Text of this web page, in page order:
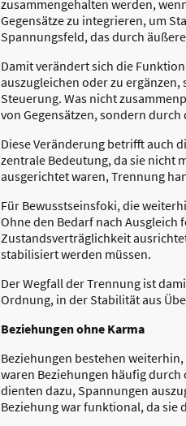
zusammengehalten werden,
Gegensätze zu integrieren, um
Spannungsfeld, das durch
Damit verändert sich die
auszugleichen oder zu
Steuerung. Was nicht
von Gegensätzen, sondern
Diese Veränderung betrifft auch
zentrale Bedeutung, da sie nicht
ausgerichtet waren, Trennung
Für Bewusstseinsfoki, die
Ohne den Bedarf nach
Zustandsverträglichkeit
stabilisiert werden müssen.
Der Wegfall der Trennung ist
Ordnung, in der Stabilität aus
Beziehungen ohne Karma
Beziehungen bestehen
waren Beziehungen häufig
dienten dazu, Spannungen
Beziehung war funktional, da sie